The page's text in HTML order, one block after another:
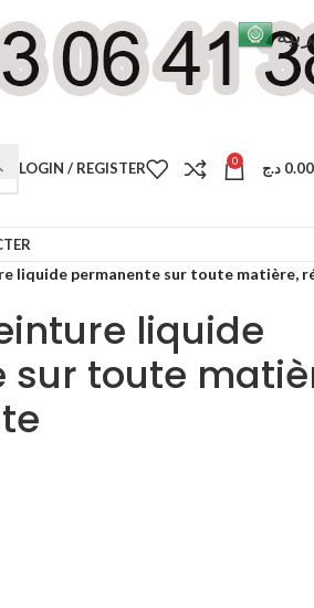
LOGIN / REGISTER 0 0.00 د.ج
liquide permanente sur toute matière,
liquide
sur toute